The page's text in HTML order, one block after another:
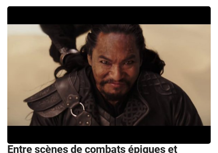
Entre scènes de combats épiques et